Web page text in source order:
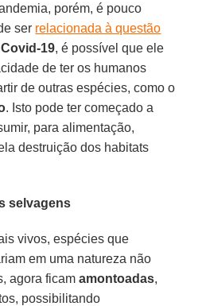
porém, é pouco
ser relacionada à questão
Covid-19, é possível que ele
de ter os humanos
de outras espécies, como o
. Isto pode ter começado a
para alimentação,
destruição dos habitats
selvagens
vivos, espécies que
em uma natureza não
agora ficamamontoadas,
possibilitando